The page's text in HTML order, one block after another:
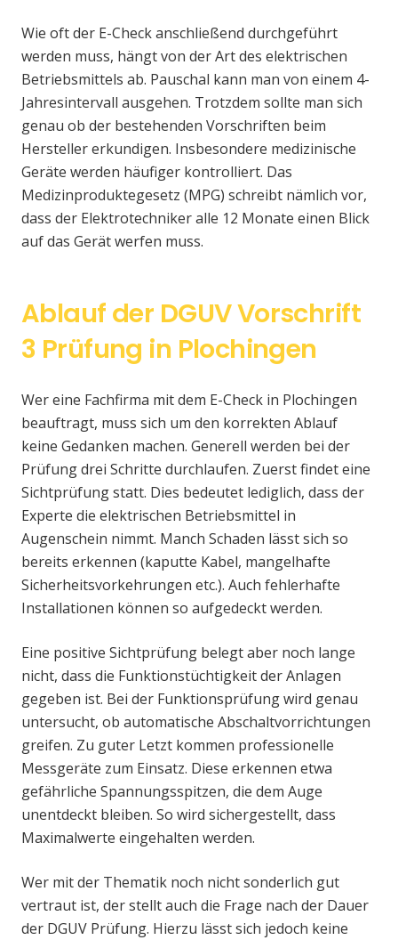
Wie oft der E-Check anschließend durchgeführt
werden muss, hängt von der Art des elektrischen
Betriebsmittels ab. Pauschal kann man von einem 4-
Jahresintervall ausgehen. Trotzdem sollte man sich
genau ob der bestehenden Vorschriften beim
Hersteller erkundigen. Insbesondere medizinische
Geräte werden häufiger kontrolliert. Das
Medizinproduktegesetz (MPG) schreibt nämlich vor,
dass der Elektrotechniker alle 12 Monate einen Blick
auf das Gerät werfen muss.
Ablauf der DGUV Vorschrift
3 Prüfung in Plochingen
Wer eine Fachfirma mit dem E-Check in Plochingen
beauftragt, muss sich um den korrekten Ablauf
keine Gedanken machen. Generell werden bei der
Prüfung drei Schritte durchlaufen. Zuerst findet eine
Sichtprüfung statt. Dies bedeutet lediglich, dass der
Experte die elektrischen Betriebsmittel in
Augenschein nimmt. Manch Schaden lässt sich so
bereits erkennen (kaputte Kabel, mangelhafte
Sicherheitsvorkehrungen etc.). Auch fehlerhafte
Installationen können so aufgedeckt werden.
Eine positive Sichtprüfung belegt aber noch lange
nicht, dass die Funktionstüchtigkeit der Anlagen
gegeben ist. Bei der Funktionsprüfung wird genau
untersucht, ob automatische Abschaltvorrichtungen
greifen. Zu guter Letzt kommen professionelle
Messgeräte zum Einsatz. Diese erkennen etwa
gefährliche Spannungsspitzen, die dem Auge
unentdeckt bleiben. So wird sichergestellt, dass
Maximalwerte eingehalten werden.
Wer mit der Thematik noch nicht sonderlich gut
vertraut ist, der stellt auch die Frage nach der Dauer
der DGUV Prüfung. Hierzu lässt sich jedoch keine